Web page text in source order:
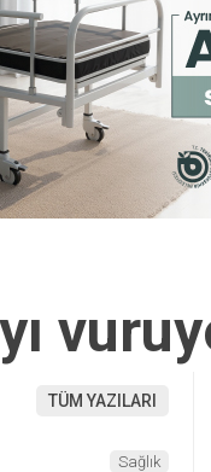
TÜM YAZILARI
Sağlık